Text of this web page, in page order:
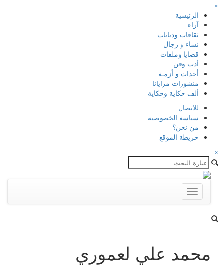
×
الرئيسية
آراء
ثقافات وديانات
نساء و رجال
قضايا وملفات
أدب وفن
أحداث و أزمنة
منشورات مرايانا
ألف حكاية وحكاية
للاتصال
سياسة الخصوصية
من نحن؟
خريطة الموقع
×
Toggle
navigation
محمد علي لعموري